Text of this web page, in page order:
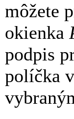
môžete
okienka
podpis
políčka